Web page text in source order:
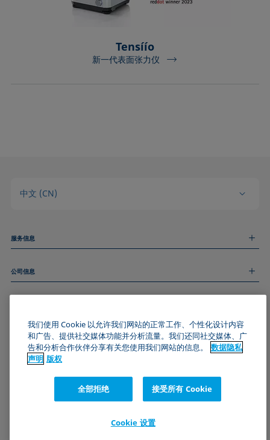
Tensíío
新一代表面张力仪
中文 (CN)
服务信息
技术服务
和我们取得联系
公司信息
关于我们
数据隐私声明
Cookie政策
订阅我们的新闻简报
加入KRÜSS社区
我们使用 Cookie 以允许我们网站的正常工作、个性化设计内容
和广告、提供社交媒体功能并分析流量。我们还同社交媒体、广
告和分析合作伙伴分享有关您使用我们网站的信息。
数据隐私
声明 版权
全部拒绝 接受所有 Cookie
Cookie 设置